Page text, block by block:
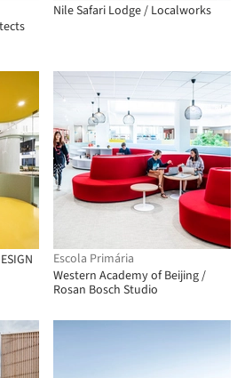
Nile Safari Lodge / Localworks
Escola Primária
Western Academy of Beijing /
Rosan Bosch Studio